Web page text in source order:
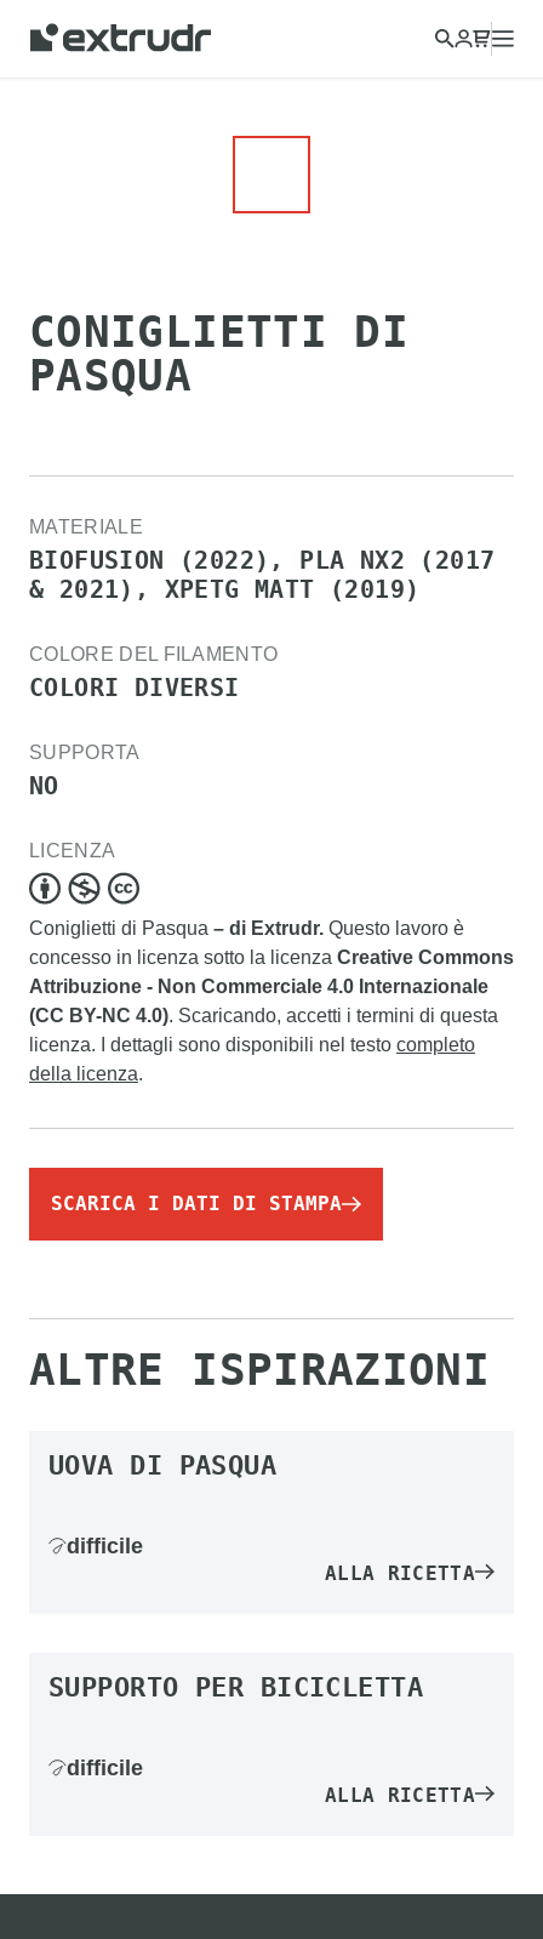
CONIGLIETTI DI
PASQUA
MATERIALE
BIOFUSION (2022), PLA NX2 (2017
& 2021), XPETG MATT (2019)
COLORE DEL FILAMENTO
COLORI DIVERSI
SUPPORTA
NO
LICENZA
Coniglietti di Pasqua – di Extrudr. Questo lavoro è
concesso in licenza sotto la licenza Creative Commons
Attribuzione - Non Commerciale 4.0 Internazionale
(CC BY-NC 4.0). Scaricando, accetti i termini di questa
licenza. I dettagli sono disponibili nel testo completo
della licenza.
SCARICA I DATI DI STAMPA
ALTRE ISPIRAZIONI
UOVA DI PASQUA
difficile
ALLA RICETTA
SUPPORTO PER BICICLETTA
difficile
ALLA RICETTA